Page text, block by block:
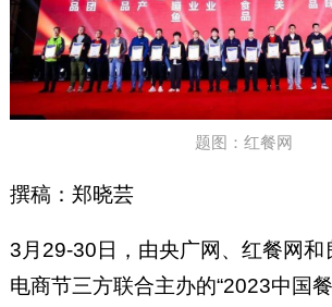
题图：红餐网
撰稿：郑晓芸
3月29-30日，由央广网、红餐网和
电商节三方联合主办的“2023中国